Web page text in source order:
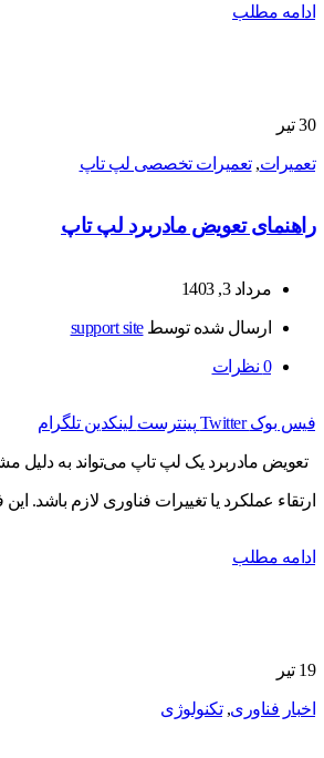
ادامه مطلب
30 تیر
تعمیرات,تعمیرات تخصصی لپ تاپ
راهنمای تعویض مادربرد لپ تاپ
مرداد 3, 1403
ارسال شده توسطsupport site
0 نظرات
فیس بوک Twitter پینترست لینکدین تلگرام
تعویض مادربرد یک لپ تاپ می‌تواند به دلیل
ارتقاء عملکرد یا تغییرات فناوری لازم باشد. این
ادامه مطلب
19 تیر
اخبار فناوری,تکنولوژی